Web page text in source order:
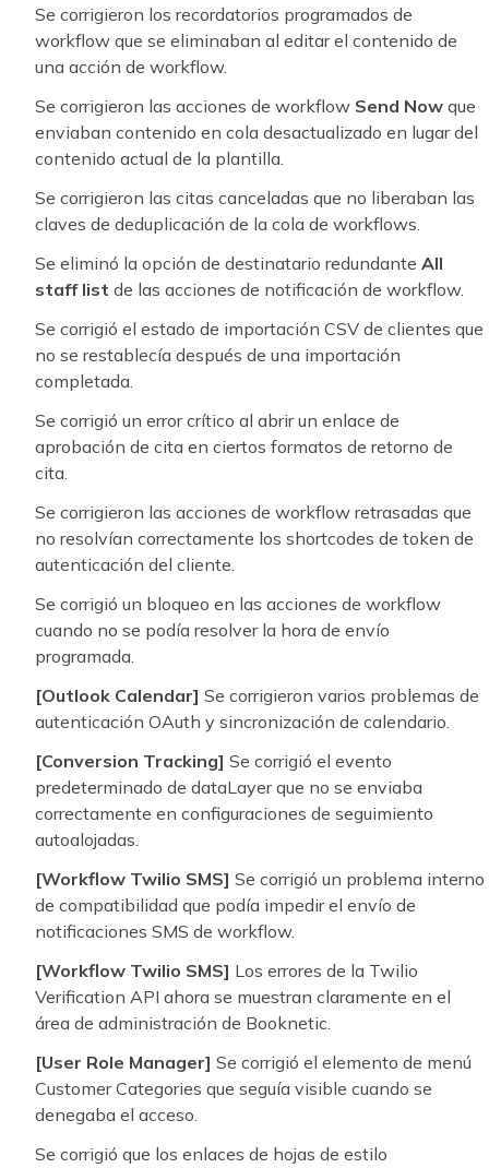
Se corrigieron los recordatorios programados de
workflow que se eliminaban al editar el contenido de
una acción de workflow.
Se corrigieron las acciones de workflow Send Now que
enviaban contenido en cola desactualizado en lugar del
contenido actual de la plantilla.
Se corrigieron las citas canceladas que no liberaban las
claves de deduplicación de la cola de workflows.
Se eliminó la opción de destinatario redundante All
staff list de las acciones de notificación de workflow.
Se corrigió el estado de importación CSV de clientes que
no se restablecía después de una importación
completada.
Se corrigió un error crítico al abrir un enlace de
aprobación de cita en ciertos formatos de retorno de
cita.
Se corrigieron las acciones de workflow retrasadas que
no resolvían correctamente los shortcodes de token de
autenticación del cliente.
Se corrigió un bloqueo en las acciones de workflow
cuando no se podía resolver la hora de envío
programada.
[Outlook Calendar] Se corrigieron varios problemas de
autenticación OAuth y sincronización de calendario.
[Conversion Tracking] Se corrigió el evento
predeterminado de dataLayer que no se enviaba
correctamente en configuraciones de seguimiento
autoalojadas.
[Workflow Twilio SMS] Se corrigió un problema interno
de compatibilidad que podía impedir el envío de
notificaciones SMS de workflow.
[Workflow Twilio SMS] Los errores de la Twilio
Verification API ahora se muestran claramente en el
área de administración de Booknetic.
[User Role Manager] Se corrigió el elemento de menú
Customer Categories que seguía visible cuando se
denegaba el acceso.
Se corrigió que los enlaces de hojas de estilo